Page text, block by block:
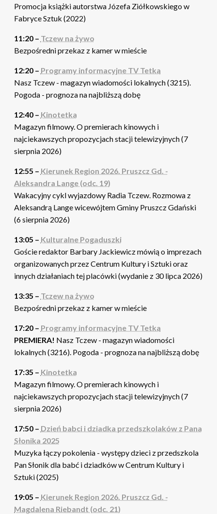
Promocja książki autorstwa Józefa Ziółkowskiego w
Fabryce Sztuk (2022)
11:20 – Tczew na żywo
Bezpośredni przekaz z kamer w mieście
12:20 – Programy informacyjne TV Tetka
Nasz Tczew - magazyn wiadomości lokalnych (3215).
Pogoda - prognoza na najbliższą dobę
12:40 – Kinotetka
Magazyn filmowy. O premierach kinowych i
najciekawszych propozycjach stacji telewizyjnych (7
sierpnia 2026)
12:55 – Kierunek Region 2026. Pruszcz Gd. -
Aleksandra Lange (odc. 19)
Wakacyjny cykl wyjazdowy Radia Tczew. Rozmowa z
Aleksandrą Lange wicewójtem Gminy Pruszcz Gdański
(6 sierpnia 2026)
13:05 – Kulturalne Pogaduszki
Goście redaktor Barbary Jackiewicz mówią o imprezach
organizowanych przez Centrum Kultury i Sztuki oraz
innych działaniach tej placówki (wydanie z 30 lipca 2026)
13:35 – Tczew na żywo
Bezpośredni przekaz z kamer w mieście
17:20 – Programy informacyjne TV Tetka
PREMIERA! Nasz Tczew - magazyn wiadomości
lokalnych (3216). Pogoda - prognoza na najbliższą dobę
17:35 – Kinotetka
Magazyn filmowy. O premierach kinowych i
najciekawszych propozycjach stacji telewizyjnych (7
sierpnia 2026)
17:50 – Dzień babci i dziadka przedszkolaków z Pana
Słonika 2025
Muzyka łączy pokolenia - występy dzieci z przedszkola
Pan Słonik dla babć i dziadków w Centrum Kultury i
Sztuki (2025)
19:05 – Kierunek Region 2026. Pruszcz Gd. -
Magdalena Riebandt (odc. 21)